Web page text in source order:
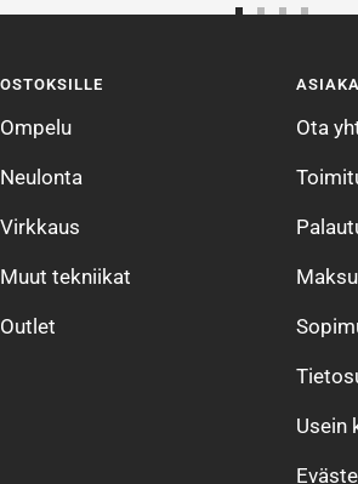
4
OSTOKSILLE
Ompelu
Neulonta
Virkkaus
Muut tekniikat
Outlet
Ota
Usein